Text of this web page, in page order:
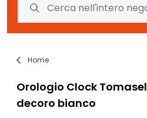
Home
Orologio Clock
decoro bianco